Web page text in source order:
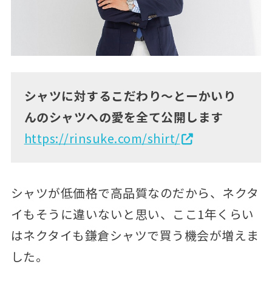
シャツに対するこだわり～とーかいり
んのシャツへの愛を全て公開します
https://rinsuke.com/shirt/
シャツが低価格で高品質なのだから、ネクタ
イもそうに違いないと思い、ここ1年くらい
はネクタイも鎌倉シャツで買う機会が増えま
した。